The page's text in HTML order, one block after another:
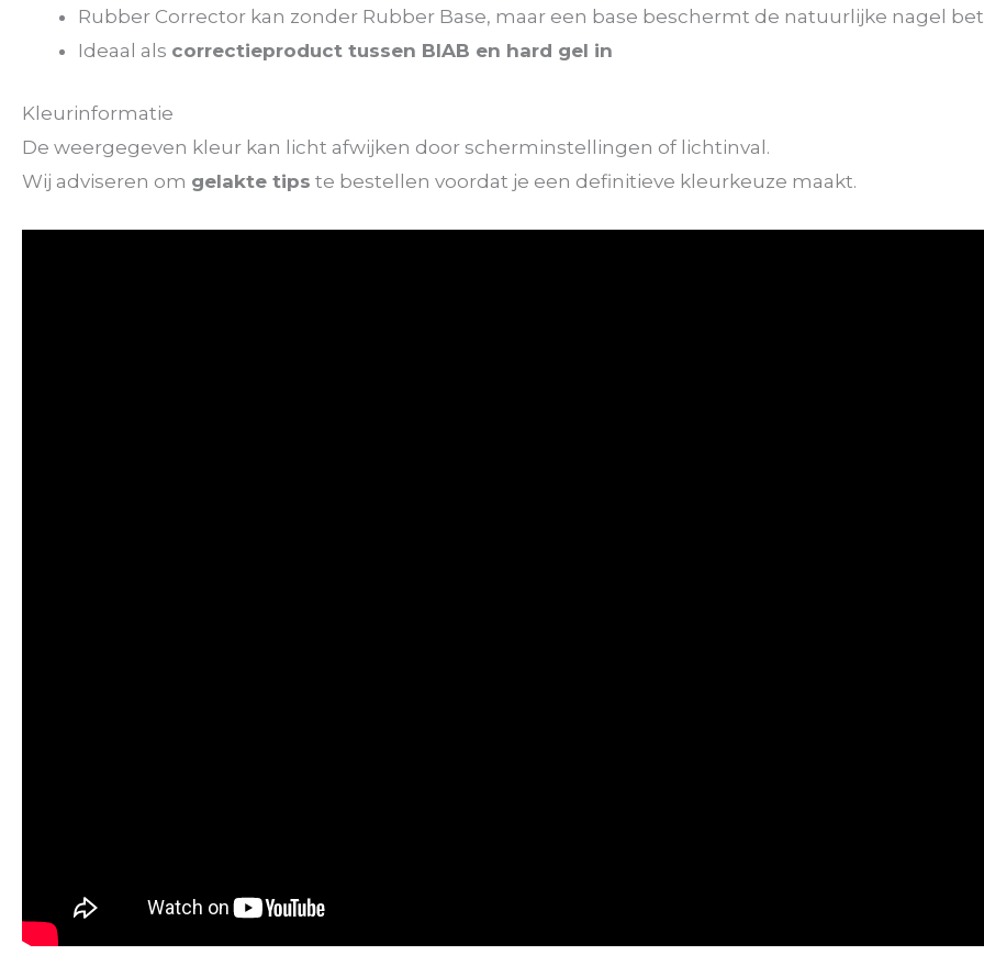
Rubber Corrector kan zonder Rubber Base, maar een base beschermt de natuurlijke nagel
Ideaal als correctieproduct tussen BIAB en hard gel in
Kleurinformatie
De weergegeven kleur kan licht afwijken door scherminstellingen of lichtinval.
Wij adviseren om gelakte tips te bestellen voordat je een definitieve kleurkeuze maakt.